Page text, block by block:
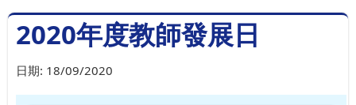
2020年度教師發展日
日期: 18/09/2020